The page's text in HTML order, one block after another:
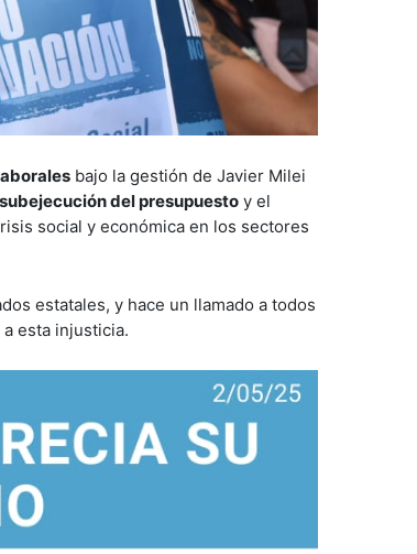
bajo la gestión de Javier Milei
subejecución del presupuesto y el
social y económica en los sectores
estatales, y hace un llamado a todos
esta injusticia.